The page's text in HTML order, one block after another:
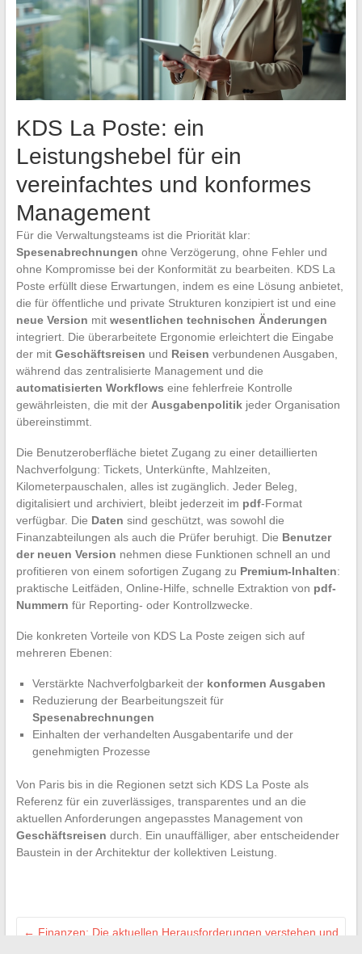
KDS La Poste: ein
Leistungshebel für ein
vereinfachtes und konformes
Management
Für die Verwaltungsteams ist die Priorität klar:
Spesenabrechnungen ohne Verzögerung, ohne Fehler und
ohne Kompromisse bei der Konformität zu bearbeiten. KDS La
Poste erfüllt diese Erwartungen, indem es eine Lösung anbietet,
die für öffentliche und private Strukturen konzipiert ist und eine
neue Version mit wesentlichen technischen Änderungen
integriert. Die überarbeitete Ergonomie erleichtert die Eingabe
der mit Geschäftsreisen und Reisen verbundenen Ausgaben,
während das zentralisierte Management und die
automatisierten Workflows eine fehlerfreie Kontrolle
gewährleisten, die mit der Ausgabenpolitikjeder Organisation
übereinstimmt.
Die Benutzeroberfläche bietet Zugang zu einer detaillierten
Nachverfolgung: Tickets, Unterkünfte, Mahlzeiten,
Kilometerpauschalen, alles ist zugänglich. Jeder Beleg,
digitalisiert und archiviert, bleibt jederzeit im pdf-Format
verfügbar. Die Daten sind geschützt, was sowohl die
Finanzabteilungen als auch die Prüfer beruhigt. Die Benutzer
der neuen Version nehmen diese Funktionen schnell an und
profitieren von einem sofortigen Zugang zu Premium-Inhalten:
praktische Leitfäden, Online-Hilfe, schnelle Extraktion von pdf-
Nummern für Reporting- oder Kontrollzwecke.
Die konkreten Vorteile von KDS La Poste zeigen sich auf
mehreren Ebenen:
Verstärkte Nachverfolgbarkeit der konformen Ausgaben
Reduzierung der Bearbeitungszeit für
Spesenabrechnungen
Einhalten der verhandelten Ausgabentarife und der
genehmigten Prozesse
Von Paris bis in die Regionen setzt sich KDS La Poste als
Referenz für ein zuverlässiges, transparentes und an die
aktuellen Anforderungen angepasstes Management von
Geschäftsreisen durch. Ein unauffälliger, aber entscheidender
Baustein in der Architektur der kollektiven Leistung.
← Finanzen: Die aktuellen Herausforderungen verstehen und